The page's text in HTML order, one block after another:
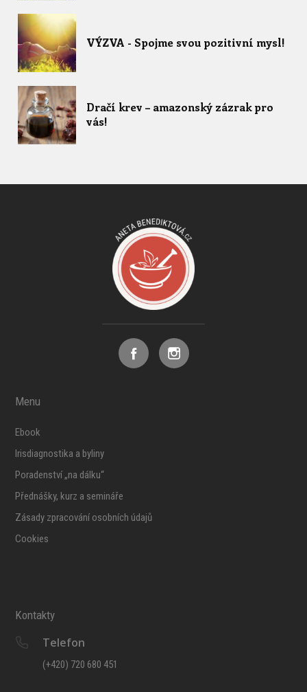
VÝZVA - Spojme svou pozitivní mysl!
Dračí krev – amazonský zázrak pro
vás!
Menu
Ebook
Irisdiagnostika a byliny
Poradenství „na dálku“
Přednášky, kurz a semináře
Zásady zpracování osobních údajů
Cookies
Kontakty
Telefon
(+420) 720 680 451